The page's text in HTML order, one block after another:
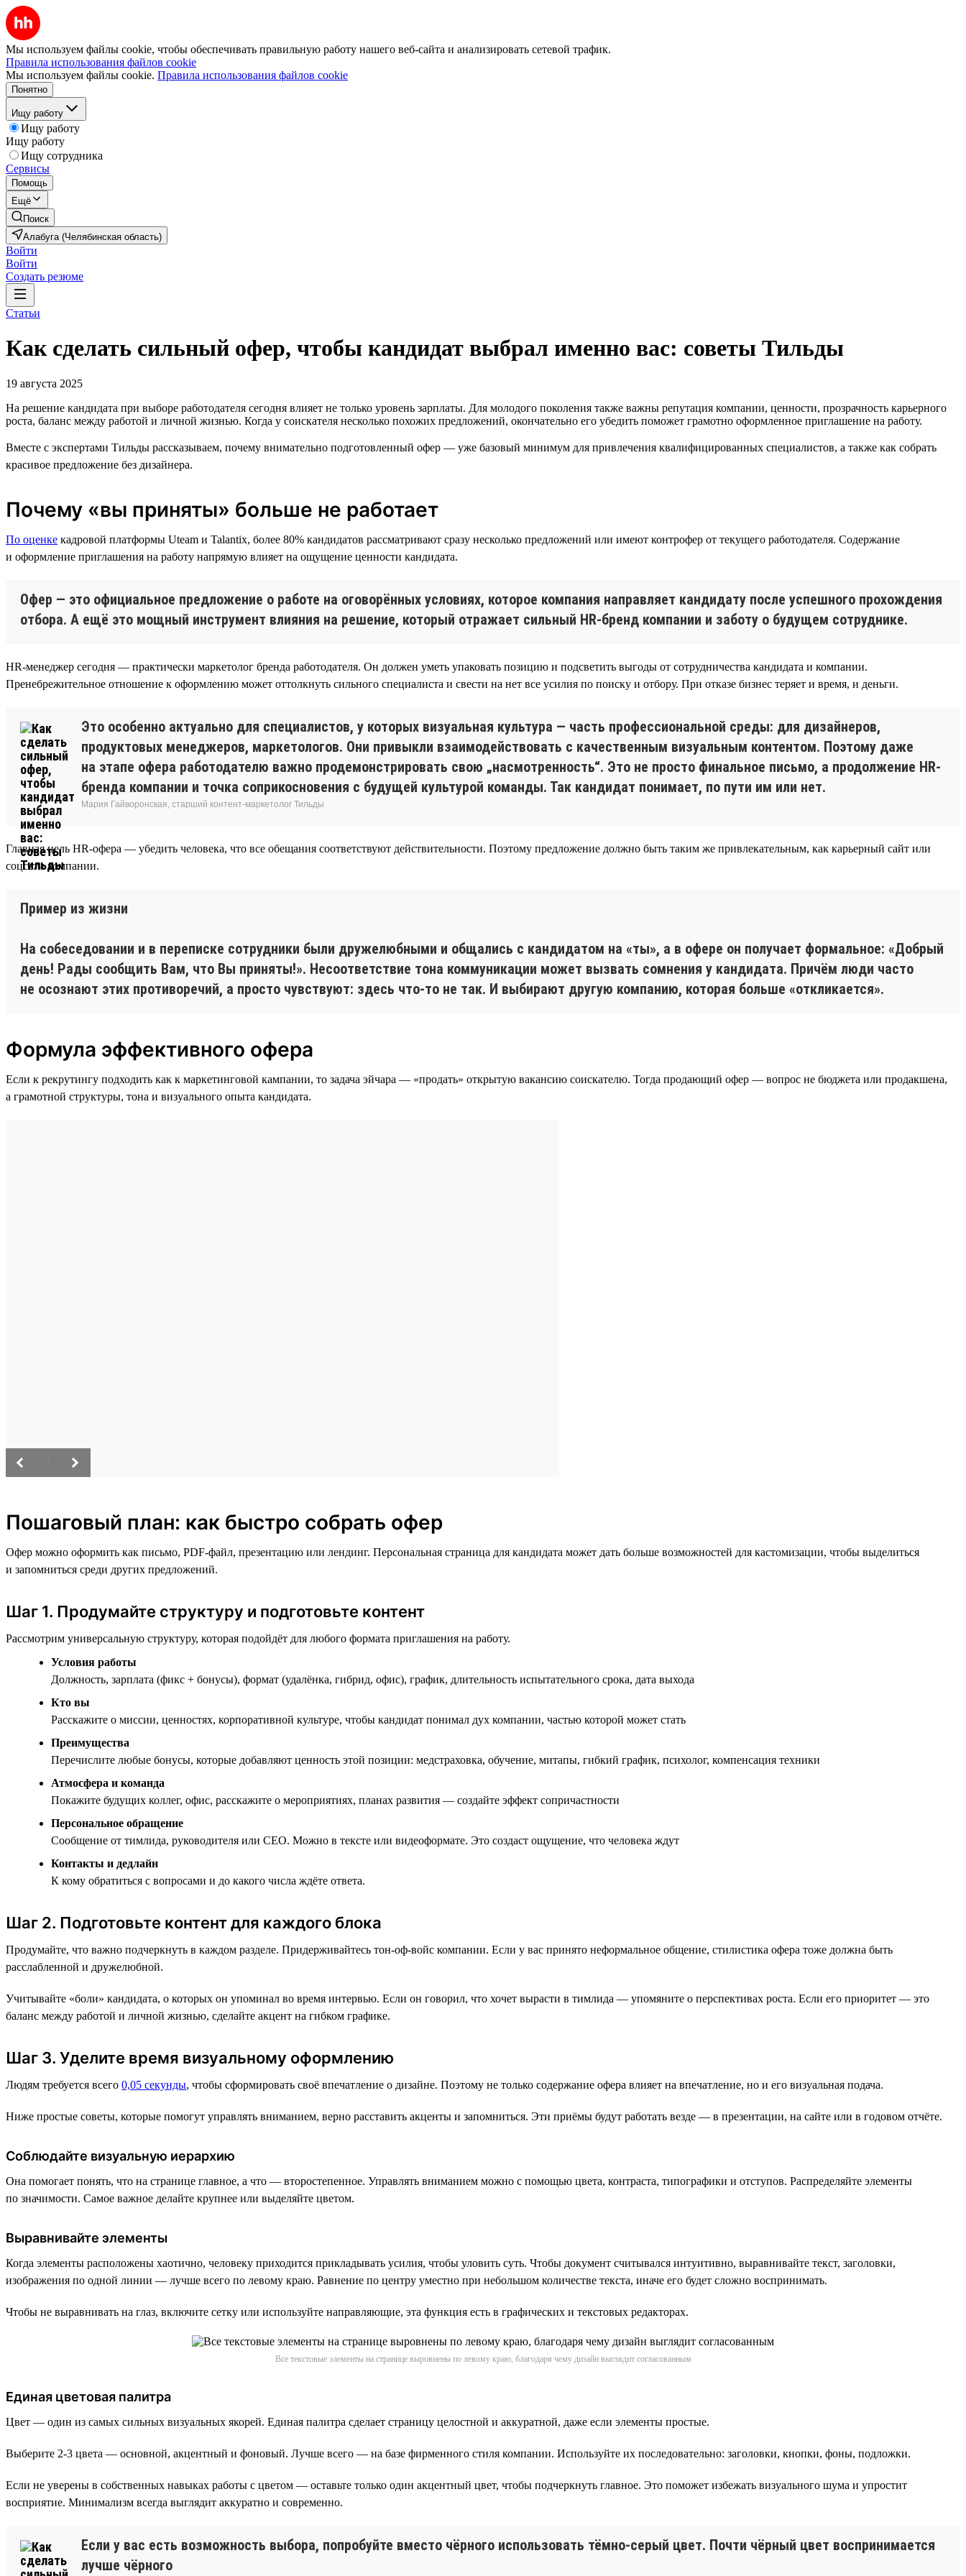
Мы используем файлы cookie, чтобы обеспечивать правильную работу нашего веб-сайта и анализировать сетевой трафик.
Правила использования файлов cookie
Мы используем файлы cookie. Правила использования файлов cookie
Понятно
Ищу работу
Ищу работу
Ищу работу
Ищу сотрудника
Сервисы
Помощь
Ещё
Поиск
Алабуга (Челябинская область)
Войти
Войти
Создать резюме
Статьи
Как сделать сильный офер, чтобы кандидат выбрал именно вас: советы Тильды
19 августа 2025
На решение кандидата при выборе работодателя сегодня влияет не только уровень зарплаты. Для молодого поколения также важны репутация компании, ценности, прозрачность карьерного
роста, баланс между работой и личной жизнью. Когда у соискателя несколько похожих предложений, окончательно его убедить поможет грамотно оформленное приглашение на работу.
Вместе с экспертами Тильды рассказываем, почему внимательно подготовленный офер — уже базовый минимум для привлечения квалифицированных специалистов, а также как собрать
красивое предложение без дизайнера.
Почему «вы приняты» больше не работает
По оценке кадровой платформы Uteam и Talantix, более 80% кандидатов рассматривают сразу несколько предложений или имеют контрофер от текущего работодателя. Содержание
и оформление приглашения на работу напрямую влияет на ощущение ценности кандидата.
Офер — это официальное предложение о работе на оговорённых условиях, которое компания направляет кандидату после успешного прохождения
отбора. А ещё это мощный инструмент влияния на решение, который отражает сильный HR-бренд компании и заботу о будущем сотруднике.
HR-менеджер сегодня — практически маркетолог бренда работодателя. Он должен уметь упаковать позицию и подсветить выгоды от сотрудничества кандидата и компании.
Пренебрежительное отношение к оформлению может оттолкнуть сильного специалиста и свести на нет все усилия по поиску и отбору. При отказе бизнес теряет и время, и деньги.
Это особенно актуально для специалистов, у которых визуальная культура — часть профессиональной среды: для дизайнеров,
продуктовых менеджеров, маркетологов. Они привыкли взаимодействовать с качественным визуальным контентом. Поэтому даже
на этапе офера работодателю важно продемонстрировать свою „насмотренность“. Это не просто финальное письмо, а продолжение HR-
бренда компании и точка соприкосновения с будущей культурой команды. Так кандидат понимает, по пути им или нет.
Мария Гайворонская, старший контент-маркетолог Тильды
Главная цель HR-офера — убедить человека, что все обещания соответствуют действительности. Поэтому предложение должно быть таким же привлекательным, как карьерный сайт или
соцсети компании.
Пример из жизни
На собеседовании и в переписке сотрудники были дружелюбными и общались с кандидатом на «ты», а в офере он получает формальное: «Добрый
день! Рады сообщить Вам, что Вы приняты!». Несоответствие тона коммуникации может вызвать сомнения у кандидата. Причём люди часто
не осознают этих противоречий, а просто чувствуют: здесь что-то не так. И выбирают другую компанию, которая больше «откликается».
Формула эффективного офера
Если к рекрутингу подходить как к маркетинговой кампании, то задача эйчара — «продать» открытую вакансию соискателю. Тогда продающий офер — вопрос не бюджета или продакшена,
а грамотной структуры, тона и визуального опыта кандидата.
Пошаговый план: как быстро собрать офер
Офер можно оформить как письмо, PDF-файл, презентацию или лендинг. Персональная страница для кандидата может дать больше возможностей для кастомизации, чтобы выделиться
и запомниться среди других предложений.
Шаг 1. Продумайте структуру и подготовьте контент
Рассмотрим универсальную структуру, которая подойдёт для любого формата приглашения на работу.
Условия работы
Должность, зарплата (фикс + бонусы), формат (удалёнка, гибрид, офис), график, длительность испытательного срока, дата выхода
Кто вы
Расскажите о миссии, ценностях, корпоративной культуре, чтобы кандидат понимал дух компании, частью которой может стать
Преимущества
Перечислите любые бонусы, которые добавляют ценность этой позиции: медстраховка, обучение, митапы, гибкий график, психолог, компенсация техники
Атмосфера и команда
Покажите будущих коллег, офис, расскажите о мероприятиях, планах развития — создайте эффект сопричастности
Персональное обращение
Сообщение от тимлида, руководителя или CEO. Можно в тексте или видеоформате. Это создаст ощущение, что человека ждут
Контакты и дедлайн
К кому обратиться с вопросами и до какого числа ждёте ответа.
Шаг 2. Подготовьте контент для каждого блока
Продумайте, что важно подчеркнуть в каждом разделе. Придерживайтесь тон-оф-войс компании. Если у вас принято неформальное общение, стилистика офера тоже должна быть
расслабленной и дружелюбной.
Учитывайте «боли» кандидата, о которых он упоминал во время интервью. Если он говорил, что хочет вырасти в тимлида — упомяните о перспективах роста. Если его приоритет — это
баланс между работой и личной жизнью, сделайте акцент на гибком графике.
Шаг 3. Уделите время визуальному оформлению
Людям требуется всего 0,05 секунды, чтобы сформировать своё впечатление о дизайне. Поэтому не только содержание офера влияет на впечатление, но и его визуальная подача.
Ниже простые советы, которые помогут управлять вниманием, верно расставить акценты и запомниться. Эти приёмы будут работать везде — в презентации, на сайте или в годовом отчёте.
Соблюдайте визуальную иерархию
Она помогает понять, что на странице главное, а что — второстепенное. Управлять вниманием можно с помощью цвета, контраста, типографики и отступов. Распределяйте элементы
по значимости. Самое важное делайте крупнее или выделяйте цветом.
Выравнивайте элементы
Когда элементы расположены хаотично, человеку приходится прикладывать усилия, чтобы уловить суть. Чтобы документ считывался интуитивно, выравнивайте текст, заголовки,
изображения по одной линии — лучше всего по левому краю. Равнение по центру уместно при небольшом количестве текста, иначе его будет сложно воспринимать.
Чтобы не выравнивать на глаз, включите сетку или используйте направляющие, эта функция есть в графических и текстовых редакторах.
Все текстовые элементы на странице выровнены по левому краю, благодаря чему дизайн выглядит согласованным
Единая цветовая палитра
Цвет — один из самых сильных визуальных якорей. Единая палитра сделает страницу целостной и аккуратной, даже если элементы простые.
Выберите 2-3 цвета — основной, акцентный и фоновый. Лучше всего — на базе фирменного стиля компании. Используйте их последовательно: заголовки, кнопки, фоны, подложки.
Если не уверены в собственных навыках работы с цветом — оставьте только один акцентный цвет, чтобы подчеркнуть главное. Это поможет избежать визуального шума и упростит
восприятие. Минимализм всегда выглядит аккуратно и современно.
Если у вас есть возможность выбора, попробуйте вместо чёрного использовать тёмно-серый цвет. Почти чёрный цвет воспринимается
лучше чёрного